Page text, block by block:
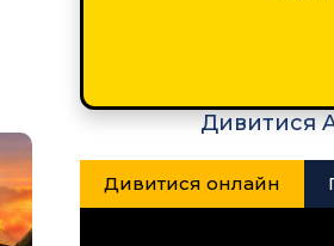
Дивитися
Дивитися онлайн